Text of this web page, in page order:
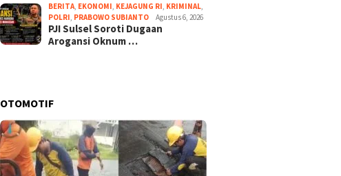
BERITA EKONOMI KEJAGUNG RI KRIMINAL
POLRI PRABOWO SUBIANTO Agustus 6, 2026
PJI Sulsel Soroti Dugaan
Arogansi Oknum …
OTOMOTIF